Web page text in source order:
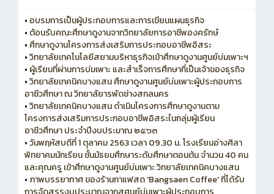
• อบรมการเป็นผู้ประกอบการและการเขียนแผนธุรกิจ
• ต้อนรับคณะศึกษาดูงานจากวิทยาลัยการอาชีพองครักษ์
• ศึกษาดูงานโครงการส่งเสริมการประกอบอาชีพอิสระ
•วิทยาลัยเทคโนโลยีสยามบริหาธุรกิจเข้าศึกษาดูงานศูนย์บ่มเพาะฯ
• ผู้เรียนที่ผ่านการบ่มเพาะ และสำเร็จการศึกษาที่เป็นเจ้าของธุรกิจ
•วิทยาลัยเทคนิคบางแสน ศึกษาดูงานศูนย์บ่มเพาะผู้ประกอบการ
อาชีวศึกษา ณ วิทยาลัยารพัดช่างสกลนคร
•วิทยาลัยเทคนิคบางแสน ดำเนินโครงการศึกษาดูงานตาม
โครงการส่งเสริมการประกอบอาชีพอิสระในกลุ่มผู้เรียน
อาชีวศึกษา ประจำปีงบประมาณ ๒๕๖๓
•วันพฤหัสบดีที่ 1 ตุลาคม 2563 เวลา 09.30 น. โรงเรียนอ่างศิลา
พิทยาคมนักเรียน ชั้นมัธยมศึกษาระดับศึกษาตอนต้น จำนวน 40 คน
และคุณครู เข้าศึกษาดูงานศูนย์บ่มเพาะ วิทยาลัยเทคนิคบางแสน
• ภาพบรรยากาศ ของร้านกาแฟสด 'Bangsaen Coffee' ที่ได้รับ